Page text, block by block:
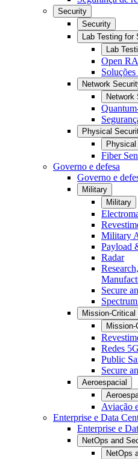
Security
Security
Lab Testing for
Lab
Open
Network
Network
Physical
Fiber
Governo e defesa
Governo e
Military
Military
Military
Payload
Radar
Secure
Mission-Critical
Mission-
Redes
Public
Secure
Aeroespacial
Aviação
Enterprise e Data
Enterprise e
NetOps and
NetOps